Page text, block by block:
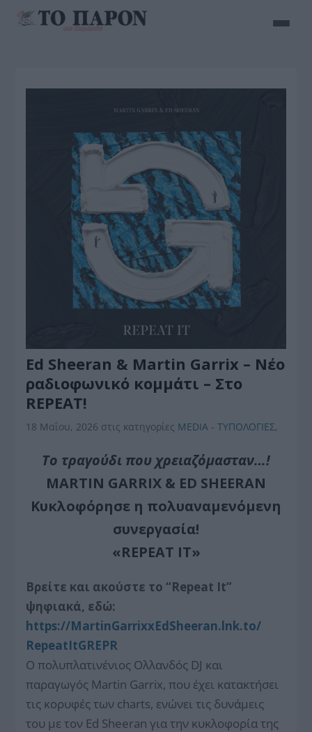
Ed Sheeran & Martin Garrix – Nέο
ραδιοφωνικό κομμάτι – Στο
REPEAT!
18 Μαΐου, 2026 στις κατηγορίες MEDIA - ΤΥΠΟΛΟΓΙΕΣ,
Το τραγούδι που χρειαζόμασταν…!
MARTIN GARRIX & ED SHEERAN
Κυκλοφόρησε η πολυαναμενόμενη
συνεργασία!
«REPEAT IT»
Βρείτε και ακούστε το “Repeat It”
ψηφιακά, εδώ:
https://MartinGarrixxEdSheeran.lnk.to/
RepeatItGREPR
Ο πολυπλατινένιος Ολλανδός DJ και
παραγωγός Martin Garrix, που έχει κατακτήσει
τις κορυφές των charts, ενώνει τις δυνάμεις
του με τον Ed Sheeran για την κυκλοφορία της